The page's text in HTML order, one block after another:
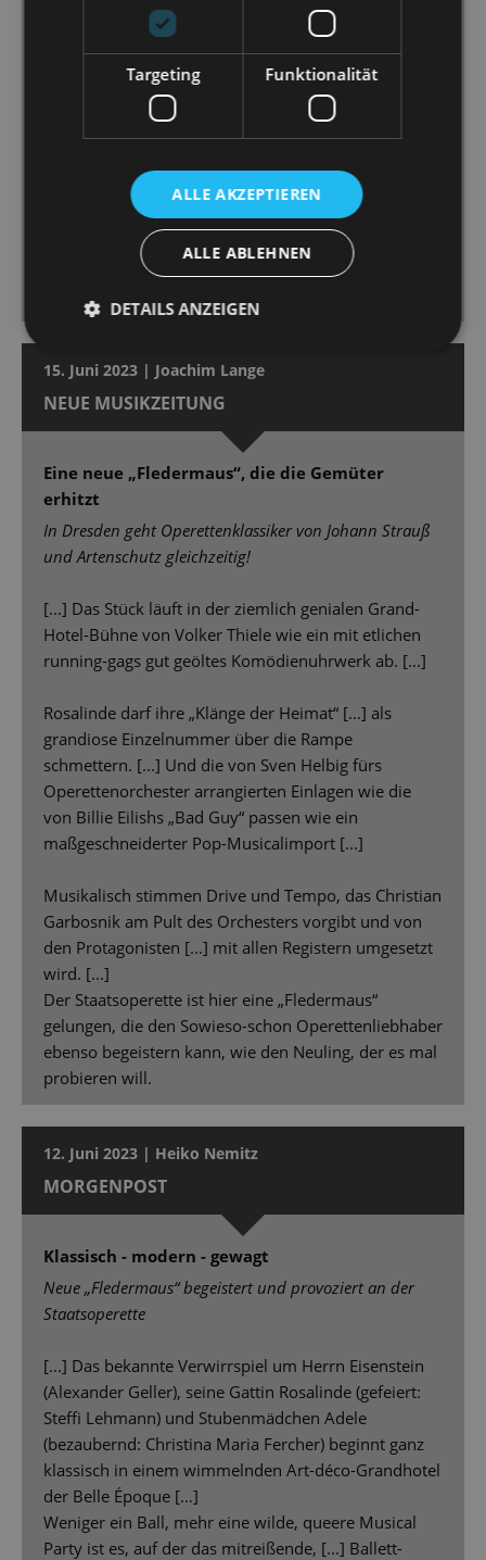
kesse Cowgirl im Marika-Rökk-Revuebild genauso
überzeugend wie die große Diva, wenn sie Zarah-
Leander-like ihre Gefühle mit allem Chorbombast
zelebriert. [...]
Andreas Sauerzapf spielt [...] mit hinreißender Komik,
ein charmanter Loser mit Gigolo-Charme und
Eine durchweg überzeugende Um-und Besetzung
[...]. Auch Ballett und Orchester zeigen das. Dirigent
Christian Garbosnik schwelgt mit Verve in Dostals
Kinopartitur samt Tosca-Zitat und Bart de Clercq lässt
15. Juni 2023 | Joachim Lange
NEUE MUSIKZEITUNG
Eine neue „Fledermaus“, die die Gemüter
erhitzt
In Dresden geht Operettenklassiker von Johann Strauß
und Artenschutz gleichzeitig!
[...] Das Stück läuft in der ziemlich genialen Grand-
Hotel-Bühne von Volker Thiele wie ein mit etlichen
running-gags gut geöltes Komödienuhrwerk ab. [...]
Rosalinde darf ihre „Klänge der Heimat“ [...] als
grandiose Einzelnummer über die Rampe
schmettern. [...] Und die von Sven Helbig fürs
Operettenorchester arrangierten Einlagen wie die
von Billie Eilishs „Bad Guy“ passen wie ein
maßgeschneiderter Pop-Musicalimport [...]
Musikalisch stimmen Drive und Tempo, das Christian
Garbosnik am Pult des Orchesters vorgibt und von
den Protagonisten [...] mit allen Registern umgesetzt
wird. [...]
Der Staatsoperette ist hier eine „Fledermaus“
gelungen, die den Sowieso-schon Operettenliebhaber
ebenso begeistern kann, wie den Neuling, der es mal
probieren will.
12. Juni 2023 | Heiko Nemitz
MORGENPOST
Klassisch - modern - gewagt
Neue „Fledermaus“ begeistert und provoziert an der
Staatsoperette
[...] Das bekannte Verwirrspiel um Herrn Eisenstein
(Alexander Geller), seine Gattin Rosalinde (gefeiert:
Stefﬁ Lehmann) und Stubenmädchen Adele
(bezaubernd: Christina Maria Fercher) beginnt ganz
klassisch in einem wimmelnden Art-déco-Grandhotel
der Belle Époque […]
Weniger ein Ball, mehr eine wilde, queere Musical
Party ist es, auf der das mitreißende, [...] Ballett-
Targeting Funktionalität
ALLE AKZEPTIEREN
ALLE ABLEHNEN
DETAILS ANZEIGEN